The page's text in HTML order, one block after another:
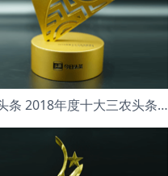
今日头条 2018年度十大三农头条号